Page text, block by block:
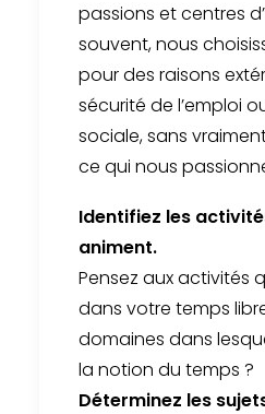
passions et centres
souvent, nous
pour des raisons
sécurité de l’emploi
sociale, sans
ce qui nous
Identifiez les
animent.
Pensez aux activités
dans votre temps
domaines dans
la notion du temps ?
Déterminez les